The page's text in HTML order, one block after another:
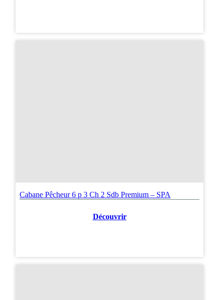
Cabane Pêcheur 6 p 3 Ch 2 Sdb Premium – SPA
Découvrir